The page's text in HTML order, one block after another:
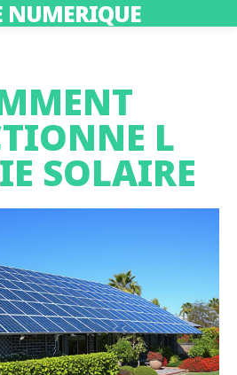
NUMERIQUE
L
SOLAIRE